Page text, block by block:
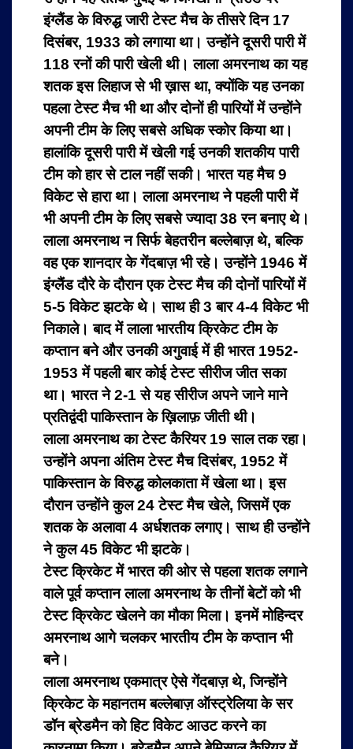
इंग्लैंड के विरुद्ध जारी टेस्ट मैच के तीसरे दिन 17
दिसंबर, 1933 को लगाया था। उन्होंने दूसरी पारी में
118 रनों की पारी खेली थी। लाला अमरनाथ का यह
शतक इस लिहाज से भी ख़ास था, क्योंकि यह उनका
पहला टेस्ट मैच भी था और दोनों ही पारियों में उन्होंने
अपनी टीम के लिए सबसे अधिक स्कोर किया था।
हालांकि दूसरी पारी में खेली गई उनकी शतकीय पारी
टीम को हार से टाल नहीं सकी। भारत यह मैच 9
विकेट से हारा था। लाला अमरनाथ ने पहली पारी में
भी अपनी टीम के लिए सबसे ज्यादा 38 रन बनाए थे।
लाला अमरनाथ न सिर्फ बेहतरीन बल्‍लेबाज़ थे, बल्कि
वह एक शानदार के गेंदबाज़ भी रहे। उन्होंने 1946 में
इंग्लैंड दौरे के दौरान एक टेस्ट मैच की दोनों पारियों में
5-5 विकेट झटके थे। साथ ही 3 बार 4-4 विकेट भी
निकाले।बाद में लाला भारतीय क्रिकेट टीम के
कप्तान बने और उनकी अगुवाई में ही भारत 1952-
1953 में पहली बार कोई टेस्ट सीरीज जीत सका
था। भारत ने 2-1 से यह सीरीज अपने जाने माने
प्रतिद्वंदी पाकिस्तान के ख़िलाफ़ जीती थी।
लाला अमरनाथ का टेस्ट कैरियर 19 साल तक रहा।
उन्होंने अपना अंतिम टेस्ट मैच दिसंबर, 1952 में
पाकिस्तान के विरुद्ध कोलकाता में खेला था। इस
दौरान उन्होंने कुल 24 टेस्ट मैच खेले, जिसमें एक
शतक के अलावा 4 अर्धशतक लगाए। साथ ही उन्होंने
ने कुल 45 विकेट भी झटके।
टेस्ट क्रिकेट में भारत की ओर से पहला शतक लगाने
वाले पूर्व कप्तान लाला अमरनाथ के तीनों बेटों को भी
टेस्ट क्रिकेट खेलने का मौका मिला। इनमें मोहिन्दर
अमरनाथ आगे चलकर भारतीय टीम के कप्तान भी
बने।
लाला अमरनाथ एकमात्र ऐसे गेंदबाज़ थे, जिन्होंने
क्रिकेट के महानतम बल्‍लेबाज़ ऑस्ट्रेलिया के सर
डॉन ब्रेडमैन को हिट विकेट आउट करने का